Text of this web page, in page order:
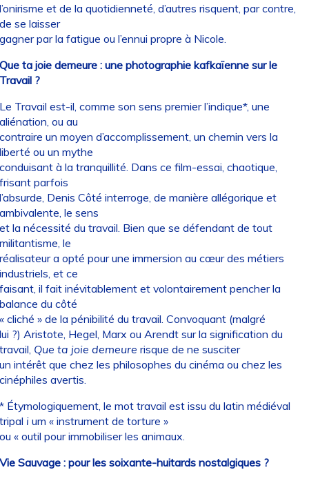
et de la quotidienneté, d’autres risquent, par contre,
se laisser
par la fatigue ou l’ennui propre à Nicole.
ta joie demeure : une photographie kafkaïenne sur le
?
Travail est-il, comme son sens premier l’indique*, une
ou au
un moyen d’accomplissement, un chemin vers la
ou un mythe
à la tranquillité. Dans ce film-essai, chaotique,
parfois
Denis Côté interroge, de manière allégorique et
le sens
la nécessité du travail. Bien que se défendant de tout
le
a opté pour une immersion au cœur des métiers
et ce
il fait inévitablement et volontairement pencher la
du côté
cliché » de la pénibilité du travail. Convoquant (malgré
?) Aristote, Hegel, Marx ou Arendt sur la signification du
Que ta joie demeure risque de ne susciter
intérêt que chez les philosophes du cinéma ou chez les
avertis.
Étymologiquement, le mot travail est issu du latin médiéval
ium « instrument de torture »
« outil pour immobiliser les animaux.
Sauvage : pour les soixante-huitards nostalgiques ?